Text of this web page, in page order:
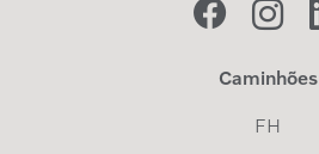
Caminhões
FH